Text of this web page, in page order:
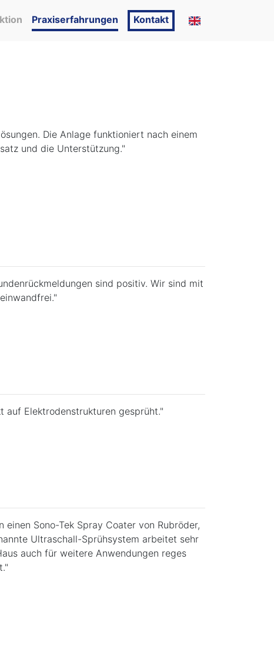
Praxiserfahrungen Kontakt
Die Anlage funktioniert nach einem
und die Unterstützung."
sind positiv. Wir sind mit
auf Elektrodenstrukturen gesprüht."
Sono-Tek Spray Coater von Rubröder,
Ultraschall-Sprühsystem arbeitet sehr
auch für weitere Anwendungen reges